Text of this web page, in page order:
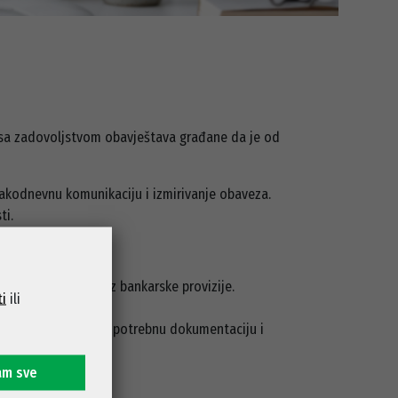
zadovoljstvom obavještava građane da je od
komunikaciju i izmirivanje obaveza.
sigurno i bez bankarske provizije.
mjestu.
zahtjeve, priložiti potrebnu dokumentaciju i
ili
sve